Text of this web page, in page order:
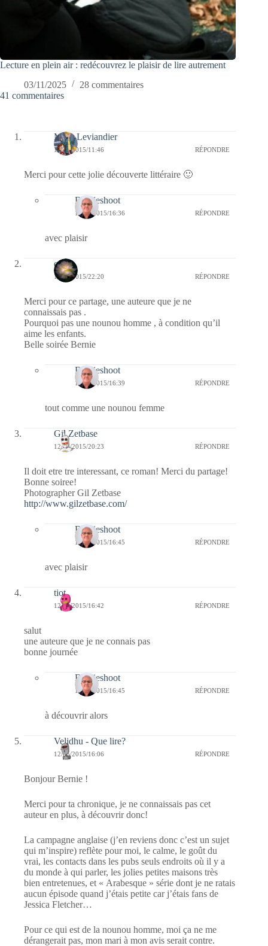
Lecture en plein air : redécouvrez le plaisir de lire autrement
03/11/2025
28 commentaires
41 commentaires
Mary Leviandier
13/05/2015/11:46 RÉPONDRE
Merci pour cette jolie découverte littéraire 🙂
Bernieshoot
13/05/2015/16:36 RÉPONDRE
avec plaisir
erato
12/05/2015/22:20 RÉPONDRE
Merci pour ce partage, une auteure que je ne
connaissais pas .
Pourquoi pas une nounou homme , à condition qu’il
aime les enfants.
Belle soirée Bernie
Bernieshoot
13/05/2015/16:39 RÉPONDRE
tout comme une nounou femme
Gil Zetbase
12/05/2015/20:23 RÉPONDRE
Il doit etre tre interessant, ce roman! Merci du partage!
Bonne soiree!
Photographer Gil Zetbase
http://www.gilzetbase.com/
Bernieshoot
13/05/2015/16:45 RÉPONDRE
avec plaisir
tiot
12/05/2015/16:42 RÉPONDRE
salut
une auteure que je ne connais pas
bonne journée
Bernieshoot
13/05/2015/16:45 RÉPONDRE
à découvrir alors
Velidhu - Que lire?
12/05/2015/16:06 RÉPONDRE
Bonjour Bernie !
Merci pour ta chronique, je ne connaissais pas cet
auteur en plus, à découvrir donc!
La campagne anglaise (j’en reviens donc c’est un sujet
qui m’inspire) reflète pour moi, le calme, le goût du
vrai, les contacts dans les pubs seuls endroits où il y a
du monde à qui parler, les jolies petites maisons très
bien entretenues, et « Arabesque » série dont je ne ratais
aucun épisode quand j’étais petite car j’étais fans de
Jessica Fletcher…
Pour ce qui est de la nounou homme, moi ça ne me
dérangerait pas, mon mari à mon avis serait contre.